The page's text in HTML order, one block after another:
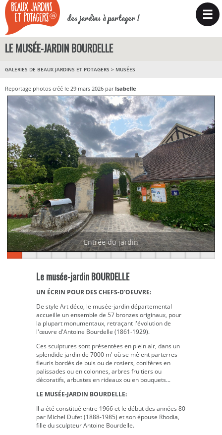
des jardins à partager ! ☰
LE MUSÉE-JARDIN BOURDELLE
GALERIES DE BEAUX JARDINS ET POTAGERS > MUSÉES
Reportage photos créé le 29 mars 2026 par Isabelle
Entrée du jardin
Le musée-jardin BOURDELLE
UN ÉCRIN POUR DES CHEFS-D'OEUVRE:
De style Art déco, le musée-jardin départemental
accueille un ensemble de 57 bronzes originaux, pour
la plupart monumentaux, retraçant l'évolution de
l'œuvre d'Antoine Bourdelle (1861-1929).
Ces sculptures sont présentées en plein air, dans un
splendide jardin de 7000 m' où se mêlent parterres
fleuris bordés de buis ou de rosiers, conifères en
palissades ou en colonnes, arbres fruitiers ou
décoratifs, arbustes en rideaux ou en bouquets...
LE MUSÉE-JARDIN BOURDELLE:
Il a été constitué entre 1966 et le début des années 80
par Michel Dufet (1888-1985) et son épouse Rhodia,
fille du sculpteur Antoine Bourdelle.